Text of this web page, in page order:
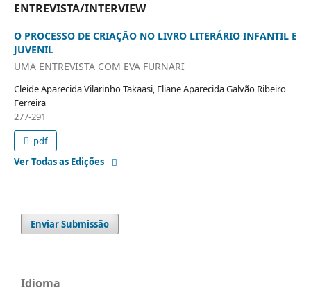
ENTREVISTA/INTERVIEW
O PROCESSO DE CRIAÇÃO NO LIVRO LITERÁRIO INFANTIL E
JUVENIL
UMA ENTREVISTA COM EVA FURNARI
Cleide Aparecida Vilarinho Takaasi, Eliane Aparecida Galvão Ribeiro
Ferreira
277-291
pdf
Ver Todas as Edições
Enviar Submissão
Idioma